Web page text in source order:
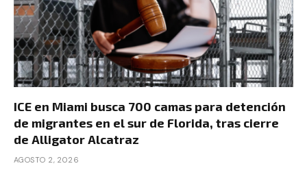
ICE en Miami busca 700 camas para detención
de migrantes en el sur de Florida, tras cierre
de Alligator Alcatraz
AGOSTO 2, 2026